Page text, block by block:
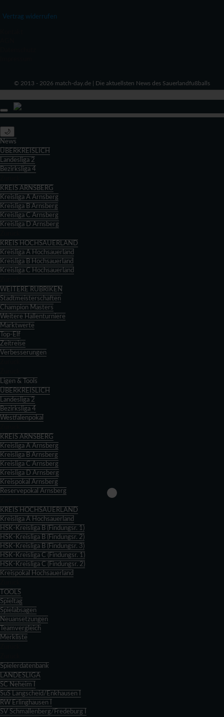
Vertrag widerrufen
© 2013 - 2026 match-day.de | Die aktuellsten News des Sauerlandfußballs
🌙
News
ÜBERKREISLICH
Landesliga 2
Bezirksliga 4
KREIS ARNSBERG
Kreisliga A Arnsberg
Kreisliga B Arnsberg
Kreisliga C Arnsberg
Kreisliga D Arnsberg
KREIS HOCHSAUERLAND
Kreisliga A Hochsauerland
Kreisliga B Hochsauerland
Kreisliga C Hochsauerland
WEITERE RUBRIKEN
Stadtmeisterschaften
Champion Masters
Weitere Hallenturniere
Marktwerte
Top-Elf
Zeitreise
Verbesserungen
Ligen & Tools
ÜBERKREISLICH
Landesliga 2
Bezirksliga 4
Westfalenpokal
KREIS ARNSBERG
Kreisliga A Arnsberg
Kreisliga B Arnsberg
Kreisliga C Arnsberg
Kreisliga D Arnsberg
Kreispokal Arnsberg
Reservepokal Arnsberg
KREIS HOCHSAUERLAND
Kreisliga A Hochsauerland
HSK-Kreisliga B (Findungsr. 1)
HSK-Kreisliga B (Findungsr. 2)
HSK-Kreisliga B (Findungsr. 3)
HSK-Kreisliga C (Findungsr. 1)
HSK-Kreisliga C (Findungsr. 2)
Kreispokal Hochsauerland
TOOLS
Spieltag
Spielabsagen
Neuansetzungen
Teamvergleich
Merkliste
Spielerdatenbank
LANDESLIGA
SC Neheim I
SuS Langscheid/Enkhausen I
RW Erlinghausen I
SV Schmallenberg/Fredeburg I